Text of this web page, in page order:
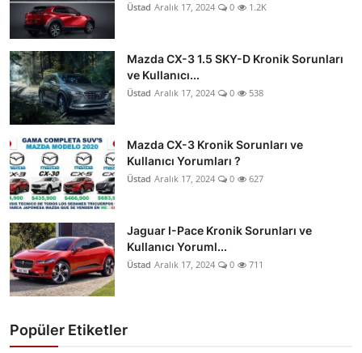
Üstad Aralık 17, 2024 0 1.2K
Mazda CX-3 1.5 SKY-D Kronik Sorunları
ve Kullanıcı...
Üstad Aralık 17, 2024 0 538
Mazda CX-3 Kronik Sorunları ve
Kullanıcı Yorumları ?
Üstad Aralık 17, 2024 0 627
Jaguar I-Pace Kronik Sorunları ve
Kullanıcı Yoruml...
Üstad Aralık 17, 2024 0 711
Popüler Etiketler